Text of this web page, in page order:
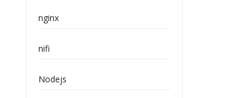
nginx
nifi
Nodejs